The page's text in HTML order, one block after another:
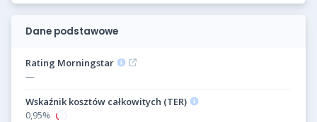
Dane podstawowe
Rating Morningstar
—
Wskaźnik kosztów całkowitych (TER)
0,95%